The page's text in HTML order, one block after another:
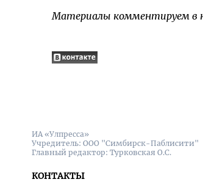
Материалы комментируем в
ИА «Улпресса»
Учредитель: ООО "Симбирск-Паблисити"
Главный редактор: Турковская О.С.
КОНТАКТЫ